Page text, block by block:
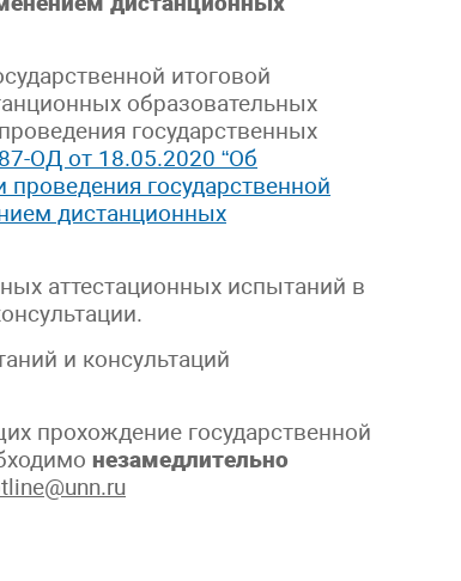
итоговой
образовательных
государственных
ОД от 18.05.2020 “Об
государственной
дистанционных
аттестационных испытаний в
и консультаций
прохождение государственной
незамедлительно